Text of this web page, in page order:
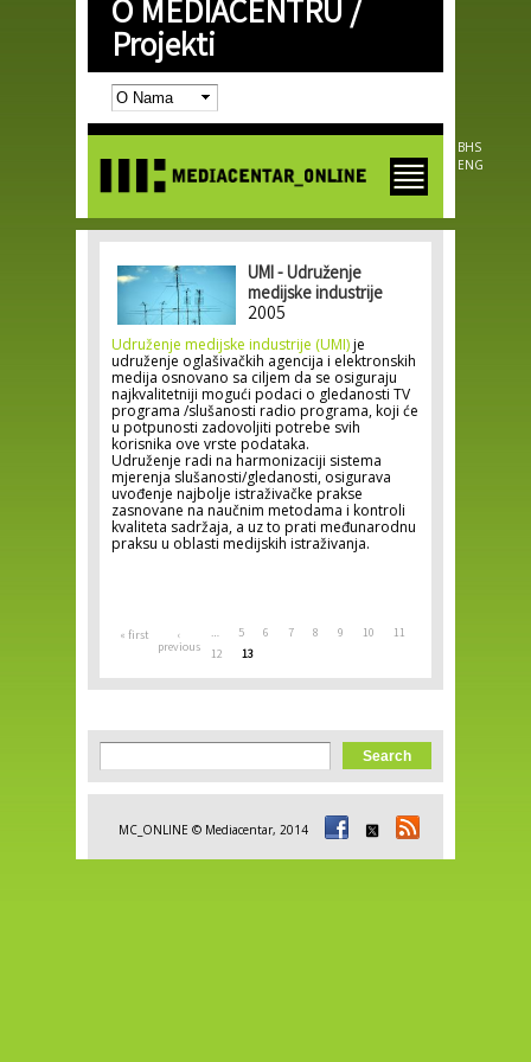
Skip to
main
content
O MEDIACENTRU /
Projekti
BHS
ENG
UMI - Udruženje
medijske industrije
2005
Udruženje medijske industrije (UMI)je
udruženje oglašivačkih agencija i elektronskih
medija osnovano sa ciljem da se osiguraju
najkvalitetniji mogući podaci o gledanosti TV
programa /slušanosti radio programa, koji će
u potpunosti zadovoljiti potrebe svih
korisnika ove vrste podataka.
Udruženje radi na harmonizaciji sistema
mjerenja slušanosti/gledanosti, osigurava
uvođenje najbolje istraživačke prakse
zasnovane na naučnim metodama i kontroli
kvaliteta sadržaja, a uz to prati međunarodnu
praksu u oblasti medijskih istraživanja.
« first ‹
previous
… 5 6 7 8 9 10
11
12
13
Search form
Search
MC_ONLINE © Mediacentar, 2014